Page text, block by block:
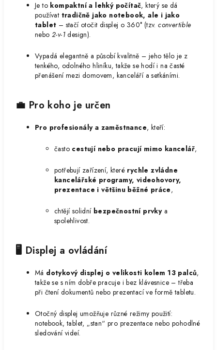
Je to kompaktní a lehký počítač, který se dá
používat tradičně jako notebook, ale i jako
tablet – stačí otočit displej o 360° (tzv.convertible
nebo 2-v-1 design).
Vypadá elegantně a působí kvalitně – jeho tělo je z
tenkého, odolného hliníku, takže se hodí i na časté
přenášení mezi domovem, kanceláří a setkáními.
💼 Pro koho je určen
Pro profesionály a zaměstnance, kteří:
často cestují nebo pracují mimo kancelář,
potřebují zařízení, které rychle zvládne
kancelářské programy, videohovory,
prezentace i většinu běžné práce,
chtějí solidní bezpečnostní prvkya
spolehlivost.
🖥️ Displej a ovládání
Má dotykový displej o velikosti kolem 13 palců,
takže se s ním dobře pracuje i bez klávesnice – třeba
při čtení dokumentů nebo prezentací ve formě tabletu.
Otočný displej umožňuje různé režimy použití:
notebook, tablet, „stan“ pro prezentace nebo pohodlné
sledování videí.